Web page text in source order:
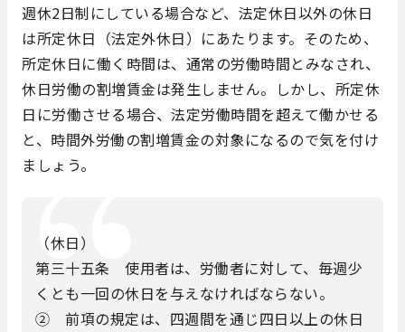
週休2日制にしている場合など、法定休日以外の休日
は所定休日（法定外休日）にあたります。そのため、
所定休日に働く時間は、通常の労働時間とみなされ、
休日労働の割増賃金は発生しません。しかし、所定休
日に労働させる場合、法定労働時間を超えて働かせる
と、時間外労働の割増賃金の対象になるので気を付け
ましょう。
（休日）
第三十五条 使用者は、労働者に対して、毎週少
くとも一回の休日を与えなければならない。
② 前項の規定は、四週間を通じ四日以上の休日